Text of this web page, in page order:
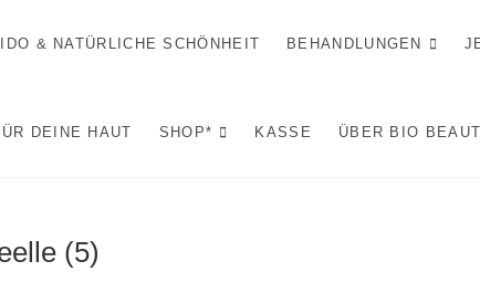
& NATÜRLICHE SCHÖNHEIT BEHANDLUNGEN
DEINE HAUT SHOP* KASSE ÜBER BIO
(5)